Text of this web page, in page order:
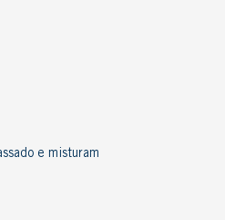
e misturam